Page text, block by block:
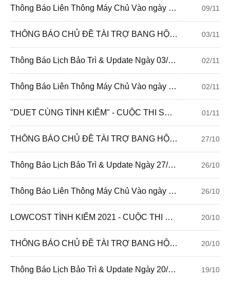
Thông Báo Liên Thông Máy Chủ Vào ngày 10/11/2021 09/11
THÔNG BÁO CHỦ ĐỀ TÀI TRỢ BANG HỘI TUẦN 142: SONG CA BANG HỘI 03/11
Thông Báo Lịch Bảo Trì & Update Ngày 03/11/2021 02/11
Thông Báo Liên Thông Máy Chủ Vào ngày 03/11/2021 02/11
"DUET CÙNG TÌNH KIẾM" - CUỘC THI SONG CA CÙNG TÌNH KIẾM CHÍNH THỨC BẮT ĐẦU 01/11
THÔNG BÁO CHỦ ĐỀ TÀI TRỢ BANG HỘI TUẦN 141: HALLOWEEN BANG HỘI 27/10
Thông Báo Lịch Bảo Trì & Update Ngày 27/10/2021 26/10
Thông Báo Liên Thông Máy Chủ Vào ngày 27/10/2021 26/10
LOWCOST TÌNH KIẾM 2021 - CUỘC THI SÁNG TẠO "HẠT DẺ" NHẤT TÌNH KIẾM 3D 20/10
THÔNG BÁO CHỦ ĐỀ TÀI TRỢ BANG HỘI TUẦN 140: VUI CÙNG BANG HỘI 20/10
Thông Báo Lịch Bảo Trì & Update Ngày 20/10/2021 19/10